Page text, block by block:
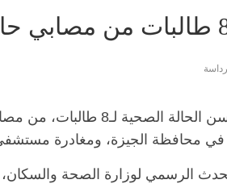
أعلنت وزارة الصحة والسكان،
في محافظة الجيزة، ومغادرة مستشفى
الرسمي لوزارة الصحة